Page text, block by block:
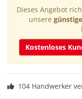
Dieses Angebot
unsere
Kostenloses
104 Handwerker